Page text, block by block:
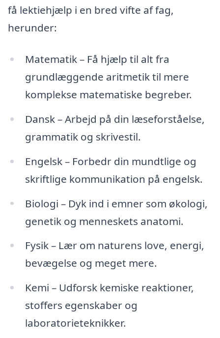
få lektiehjælp i en bred vifte af fag,
herunder:
Matematik – Få hjælp til alt fra
grundlæggende aritmetik til mere
komplekse matematiske begreber.
Dansk – Arbejd på din læseforståelse,
grammatik og skrivestil.
Engelsk – Forbedr din mundtlige og
skriftlige kommunikation på engelsk.
Biologi – Dyk ind i emner som økologi,
genetik og menneskets anatomi.
Fysik – Lær om naturens love, energi,
bevægelse og meget mere.
Kemi – Udforsk kemiske reaktioner,
stoffers egenskaber og
laboratorieteknikker.